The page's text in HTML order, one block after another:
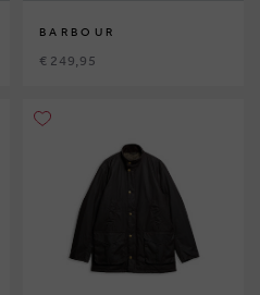
BARBOUR
€ 249,95